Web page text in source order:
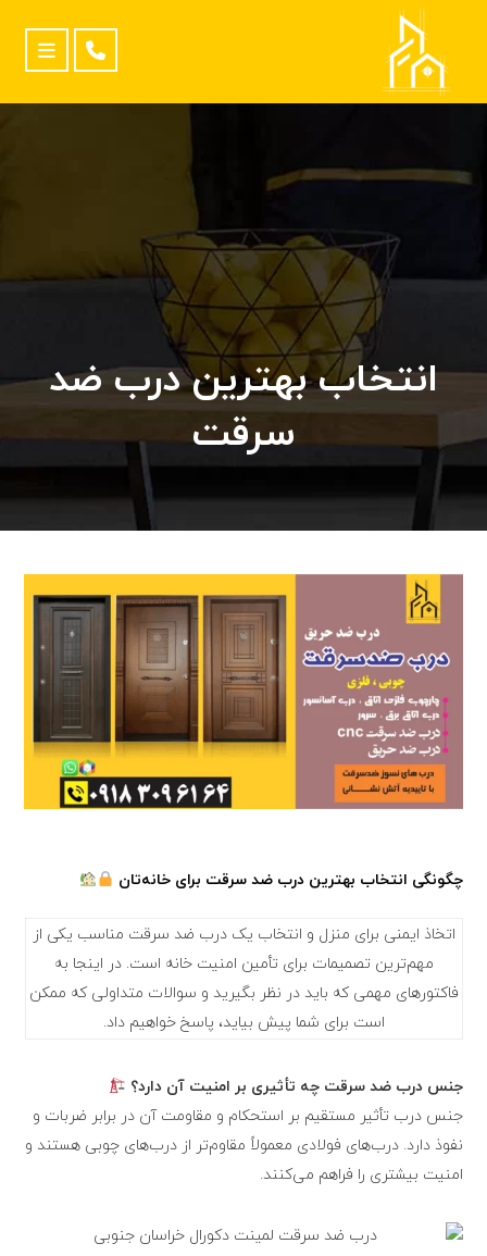
انتخاب بهترین درب ضد
سرقت
چگونگی انتخاب بهترین درب ضد سرقت برای خانه‌تان
اتخاذ ایمنی برای منزل و انتخاب یک درب ضد سرقت مناسب یکی از
مهم‌ترین تصمیمات برای تأمین امنیت خانه است. در اینجا به
فاکتورهای مهمی که باید در نظر بگیرید و سوالات متداولی که ممکن
است برای شما پیش بیاید، پاسخ خواهیم داد.
جنس درب ضد سرقت چه تأثیری بر امنیت آن دارد؟
جنس درب تأثیر مستقیم بر استحکام و مقاومت آن در برابر ضربات و
نفوذ دارد. درب‌های فولادی معمولاً مقاوم‌تر از درب‌های چوبی هستند و
امنیت بیشتری را فراهم می‌کنند.